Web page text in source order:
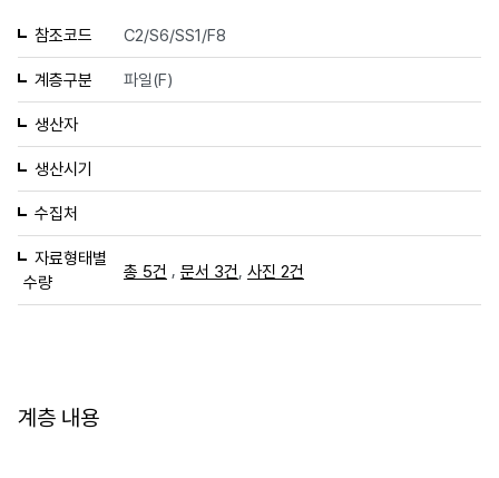
참조코드 C2/S6/SS1/F8
계층구분 파일(F)
생산자
생산시기
수집처
자료형태별
수량
총 5건 , 문서 3건 사진 2건
계층 내용